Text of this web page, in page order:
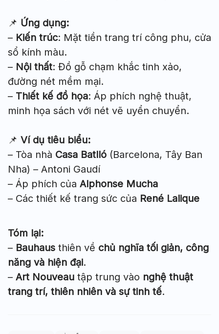
📌 Ứng dụng:
– Kiến trúc: Mặt tiền trang trí công phu, cửa
sổ kính màu.
– Nội thất: Đồ gỗ chạm khắc tinh xảo,
đường nét mềm mại.
– Thiết kế đồ họa: Áp phích nghệ thuật,
minh họa sách với nét vẽ uyển chuyển.
📌 Ví dụ tiêu biểu:
– Tòa nhà Casa Batlló (Barcelona, Tây Ban
Nha) – Antoni Gaudí
– Áp phích của Alphonse Mucha
– Các thiết kế trang sức của René Lalique
Tóm lại:
– Bauhaus thiên về chủ nghĩa tối giản, công
năng và hiện đại.
– Art Nouveau tập trung vào nghệ thuật
trang trí, thiên nhiên và sự tinh tế.